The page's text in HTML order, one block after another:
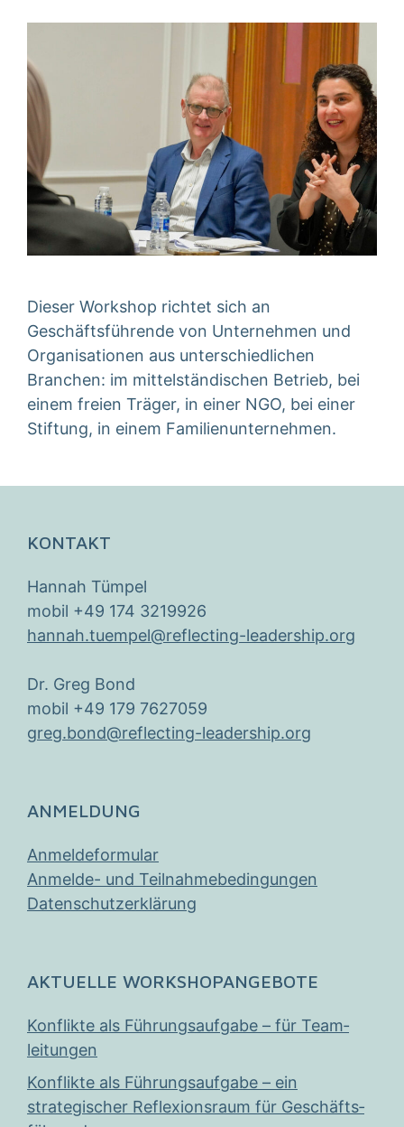
Dieser Workshop richtet sich an
Geschäftsführende von Unternehmen und
Organisationen aus unterschiedlichen
Branchen: im mittelständischen Betrieb, bei
einem freien Träger, in einer NGO, bei einer
Stiftung, in einem Familienunternehmen.
KONTAKT
Hannah Tümpel
mobil +49 174 3219926
hannah.tuempel@reflecting-leadership.org
Dr. Greg Bond
mobil +49 179 7627059
greg.bond@reflecting-leadership.org
ANMELDUNG
Anmeldeformular
Anmelde- und Teilnahmebedingungen
Datenschutzerklärung
AKTUELLE WORKSHOPANGEBOTE
Konflikte als Führungs­­­auf­gabe – für Team­­
leitungen
Konflikte als Führungs­aufgabe – ein
strategischer Reflexions­raum für Geschäfts­